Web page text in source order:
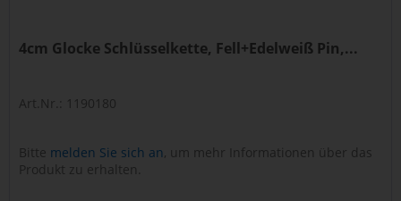
4cm Glocke Schlüsselkette, Fell+Edelweiß Pin,...
Art.Nr.: 1190180
Bitte melden Sie sich an, um mehr Informationen über das
Produkt zu erhalten.